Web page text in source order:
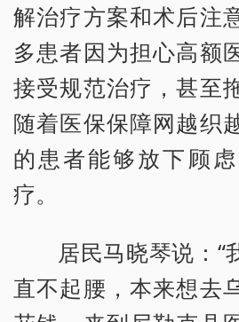
解治疗方案和术后注
多患者因为担心高额
接受规范治疗，甚至
随着医保保障网越织
的患者能够放下顾
疗。
居民马晓琴说：“
直不起腰，本来想去